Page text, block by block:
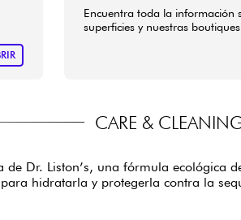
Encuentra toda la información
superficies y nuestras
CARE &
Dr. Liston’s, una fórmula ecológica
hidratarla y protegerla contra la